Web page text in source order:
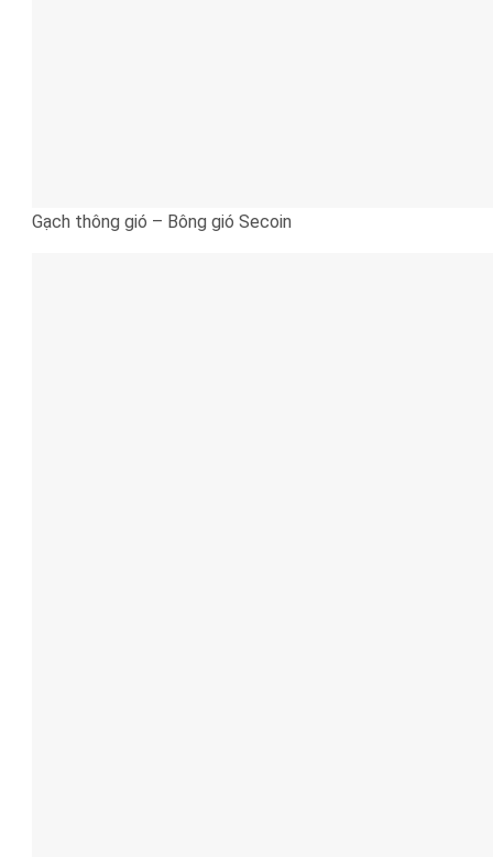
Gạch thông gió – Bông gió Secoin